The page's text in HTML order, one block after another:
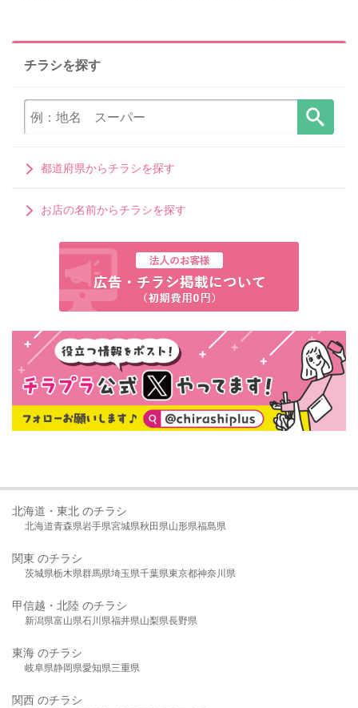
チラシを探す
都道府県からチラシを探す
お店の名前からチラシを探す
北海道・東北 のチラシ
北海道青森県岩手県宮城県秋田県山形県福島県
関東 のチラシ
茨城県栃木県群馬県埼玉県千葉県東京都神奈川県
甲信越・北陸 のチラシ
新潟県富山県石川県福井県山梨県長野県
東海 のチラシ
岐阜県静岡県愛知県三重県
関西 のチラシ